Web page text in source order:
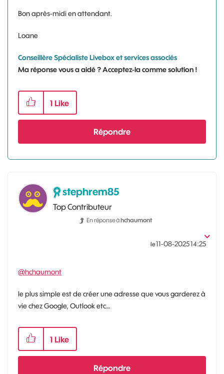
Bon après-midi en attendant.
Loane
Conseillère Spécialiste Livebox et services associés
Ma réponse vous a aidé ? Acceptez-la comme solution !
1 Like
Répondre
stephrem85
Top Contributeur
En réponse àhchaumont
le‎11-08-202514:25
@hchaumont
le plus simple est de créer une adresse que vous garderez à
vie chez Google, Outlook etc…
1 Like
Répondre